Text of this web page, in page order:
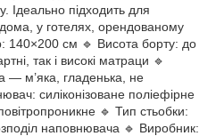
Ідеально підходить для
у готелях, орендованому
140×200 см 🔹 Висота борту: до
так і високі матраци 🔹
— м’яка, гладенька, не
силіконізоване поліефірне
🔹 Тип стьобки:
наповнювача 🔹 Виробник: